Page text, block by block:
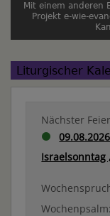
Mit einem anderen
Projekt e-wie-
Liturgischer
Nächster
Israelsonntag
Wochenpsalm: